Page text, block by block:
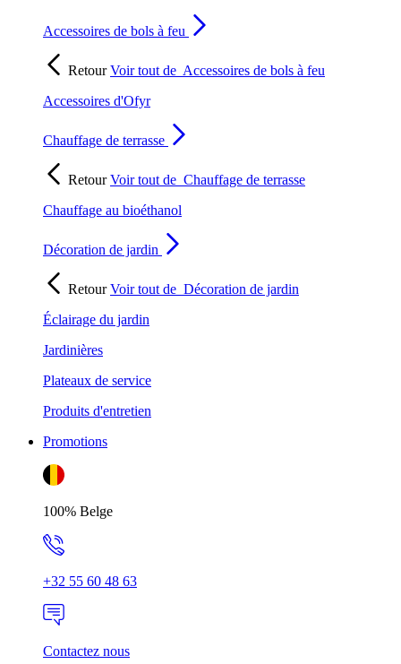
Accessoires de bols à feu
RetourVoir tout de Accessoires de bols à feu
Accessoires d'Ofyr
Chauffage de terrasse
RetourVoir tout de Chauffage de terrasse
Chauffage au bioéthanol
Décoration de jardin
RetourVoir tout de Décoration de jardin
Éclairage du jardin
Jardinières
Plateaux de service
Produits d'entretien
Promotions
100% Belge
+32 55 60 48 63
Contactez nous